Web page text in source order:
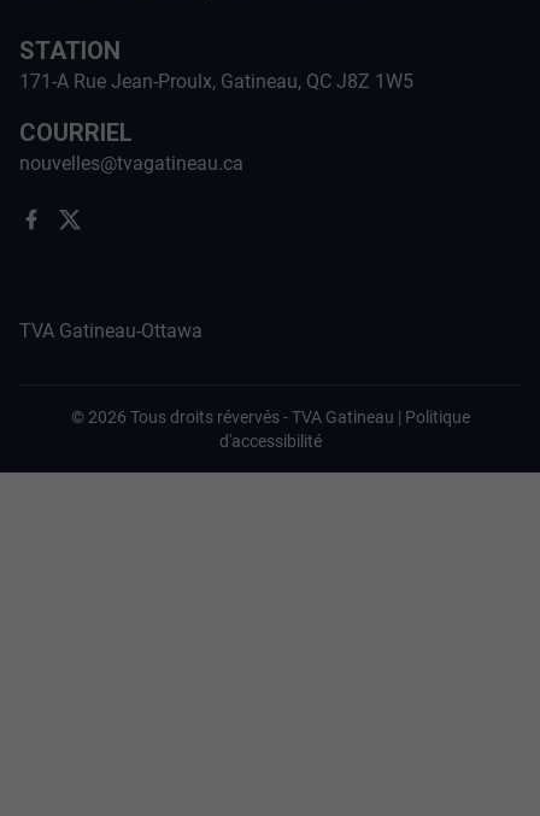
STATION
171-A Rue Jean-Proulx, Gatineau, QC J8Z 1W5
COURRIEL
nouvelles@tvagatineau.ca
TVA Gatineau-Ottawa
© 2026 Tous droits révervés -TVA Gatineau | Politique
d'accessibilité